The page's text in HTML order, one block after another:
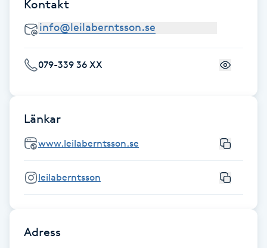
Gravidyoga
H
Hatha Yoga
Headspa
Healing
Herrklippning
Kontakt
079-339 36 XX
Länkar
www.leilaberntsson.se
leilaberntsson
Adress